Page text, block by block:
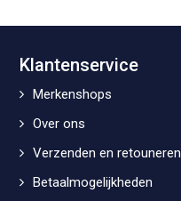
Klantenservice
Merkenshops
Over ons
Verzenden en retouneren
Betaalmogelijkheden